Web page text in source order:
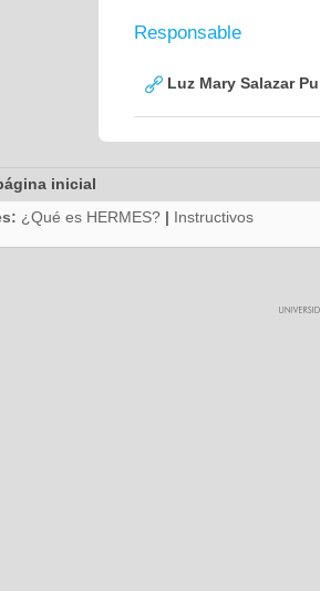
Responsable
Luz Mary Salazar
inicial
¿Qué es HERMES? | Instructivos